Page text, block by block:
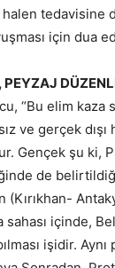
tedavisine
için dua
PEYZAJ
“Bu elim kaza
ve gerçek
Gençek şu ki,
de
(Kırıkhan-
sahası içinde,
işidir.